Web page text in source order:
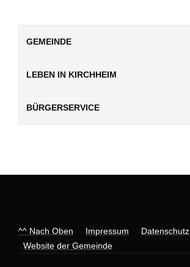
GEMEINDE
LEBEN IN KIRCHHEIM
BÜRGERSERVICE
^^ Nach Oben Impressum
Datenschutz
Website der Gemeinde